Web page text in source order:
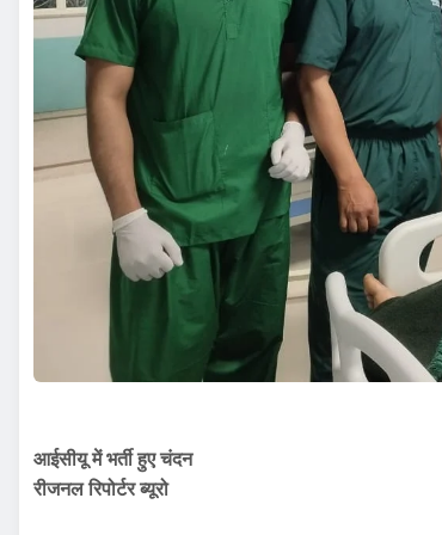
आईसीयू में भर्ती हुए चंदन
रीजनल रिपोर्टर ब्यूरो